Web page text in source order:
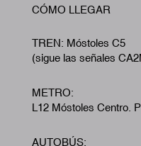
CÓMO LLEGAR
TREN: Móstoles C5
(sigue las señales
METRO:
L12 Móstoles Centro.
AUTOBÚS: